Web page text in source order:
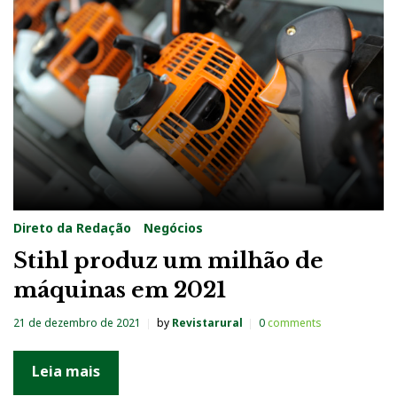
Direto da Redação Negócios
Stihl produz um milhão de
máquinas em 2021
21 de dezembro de 2021 by Revistarural 0comments
Leia mais